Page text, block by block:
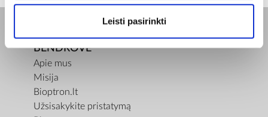
Leisti pasirinkti
BENDROVĖ
Apie mus
Misija
Bioptron.lt
Užsisakykite pristatymą